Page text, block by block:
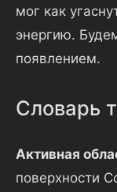
мог как
энергию.
появлением.
Словарь
Активная
поверхности